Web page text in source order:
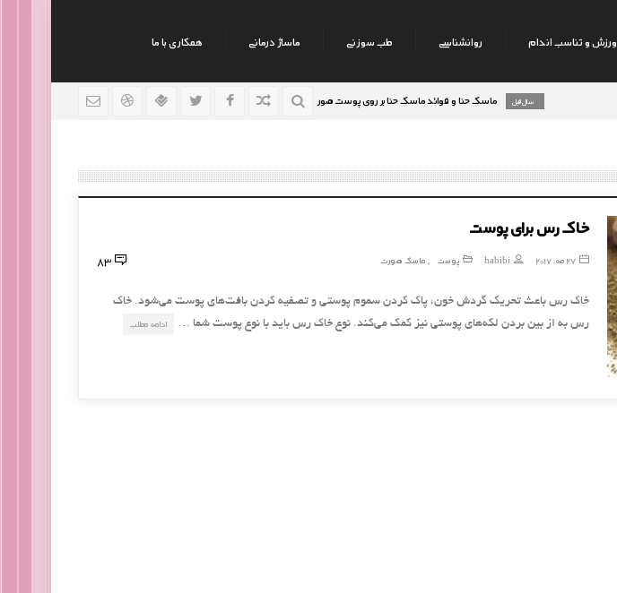
ورزش و تناسب اندام روانشناسی طب سوزنی ماساژ درمانی همکاری با ما
ماسک حنا و فوائد ماسک حنا بر روی پوست صورت نکات جالب روانشناسی 9 سال قبل
خاک رس برای پوست
27 مه, 2017 habibi پوست ,ماسک صورت 83
خاک رس باعث تحریک گردش خون، پاک کردن سموم پوستی و تصفیه کردن بافت‌های پوست می‌شود. خاک
رس به از بین بردن لکه‌‌های پوستی نیز کمک می‌کند. نوع خاک رس باید با نوع پوست شما …
ادامه مطلب